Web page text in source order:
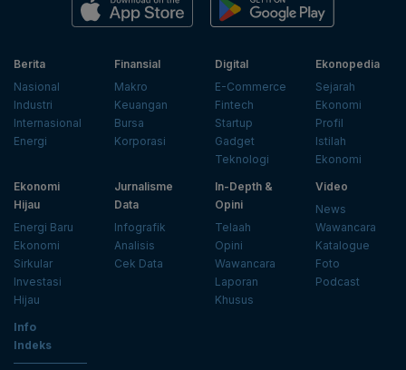
Berita
Nasional
Industri
Internasional
Energi
Finansial
Makro
Keuangan
Bursa
Korporasi
Digital
E-Commerce
Fintech
Startup
Gadget
Teknologi
Ekonopedia
Sejarah
Ekonomi
Profil
Istilah
Ekonomi
Ekonomi
Hijau
Energi Baru
Ekonomi
Sirkular
Investasi
Hijau
Jurnalisme
Data
Infografik
Analisis
Cek Data
In-Depth &
Opini
Telaah
Opini
Wawancara
Laporan
Khusus
Video
News
Wawancara
Katalogue
Foto
Podcast
Info
Indeks